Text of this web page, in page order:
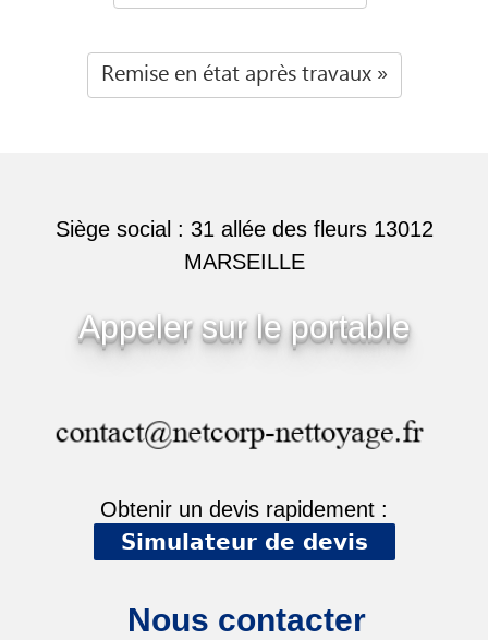
Remise en état après travaux »
Siège social : 31 allée des fleurs 13012
MARSEILLE
Appeler sur le portable
Obtenir un devis rapidement :
Simulateur de devis
Nous contacter